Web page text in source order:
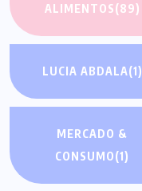
ALIMENTOS(89)
LUCIA ABDALA(1)
MERCADO &
CONSUMO(1)